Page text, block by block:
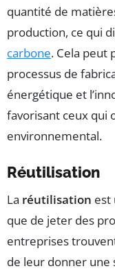
quantité de
production, ce qui
carbone. Cela peut
processus de
énergétique et
favorisant ceux qui
environnemental.
Réutilisation
La réutilisation est
que de jeter des
entreprises
de leur donner une